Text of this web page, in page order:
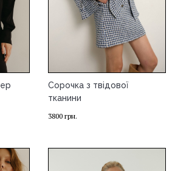
Сорочка з твідової
тканини
3800 грн.